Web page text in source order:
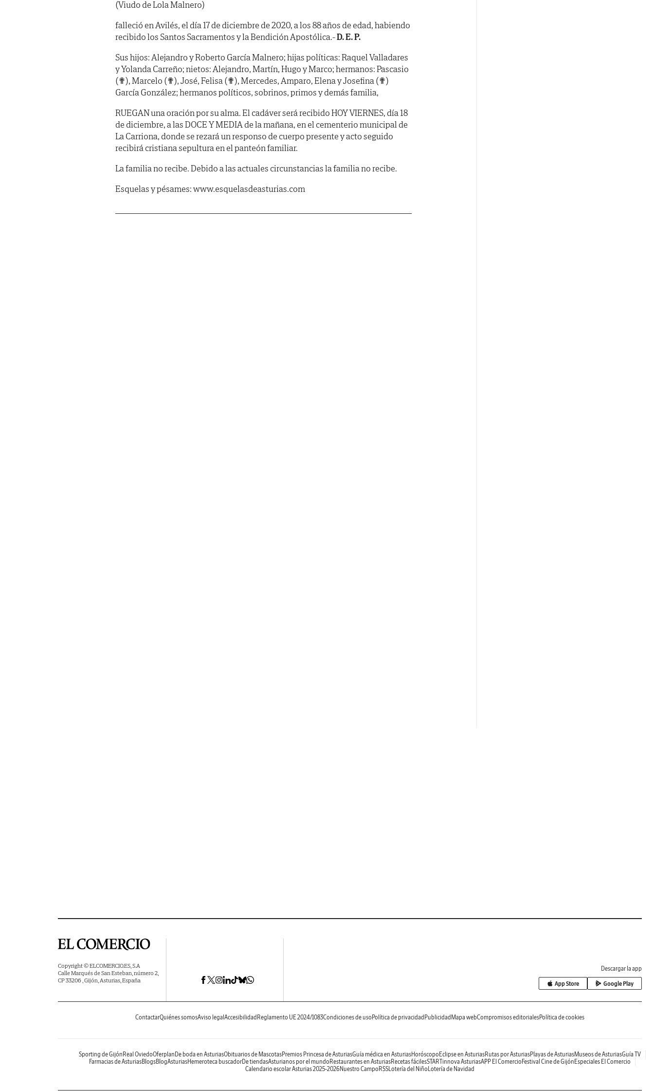
(Viudo de Lola Malnero)
falleció en Avilés, el día 17 de diciembre de 2020, a los 88 años de edad, habiendo
recibido los Santos Sacramentos y la Bendición Apostólica.-D. E. P.
Sus hijos: Alejandro y Roberto García Malnero; hijas políticas: Raquel Valladares
y Yolanda Carreño; nietos: Alejandro, Martín, Hugo y Marco; hermanos: Pascasio
(✟), Marcelo (✟), José, Felisa (✟), Mercedes, Amparo, Elena y Josefina (✟)
García González; hermanos políticos, sobrinos, primos y demás familia,
RUEGAN una oración por su alma. El cadáver será recibido HOY VIERNES, día 18
de diciembre, a las DOCE Y MEDIA de la mañana, en el cementerio municipal de
La Carriona, donde se rezará un responso de cuerpo presente y acto seguido
recibirá cristiana sepultura en el panteón familiar.
La familia no recibe. Debido a las actuales circunstancias la familia no recibe.
Esquelas y pésames: www.esquelasdeasturias.com
Copyright © ELCOMERCIO.ES, S.A
Calle Marqués de San Esteban, número 2,
CP 33206 , Gijón, Asturias, España
Descargar la app
App Store Google Play
ContactarQuiénes somosAviso legal Accesibilidad Reglamento UE 2024/1083Condiciones de uso Política de privacidad Publicidad Mapa webCompromisos editorialesPolítica de cookies
Sporting de Gijón Real OviedoOferplan De boda en AsturiasObituarios de MascotasPremios Princesa de AsturiasGuía médica en AsturiasHoróscopo Eclipse en AsturiasRutas por AsturiasPlayas de AsturiasMuseos de AsturiasGuía TV
Farmacias de AsturiasBlogsBlogAsturiasHemeroteca buscadorDe tiendasAsturianos por el mundo Restaurantes en AsturiasRecetas fácilesSTARTinnova AsturiasAPP El Comercio Festival Cine de Gijón Especiales El Comercio
Calendario escolar Asturias 2025-2026Nuestro Campo RSSLotería del Niño Lotería de Navidad